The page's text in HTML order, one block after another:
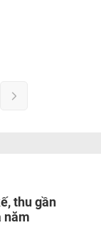
thu gần
năm